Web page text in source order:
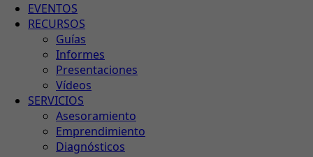
EVENTOS
RECURSOS
Guías
Informes
Presentaciones
Vídeos
SERVICIOS
Asesoramiento
Emprendimiento
Diagnósticos